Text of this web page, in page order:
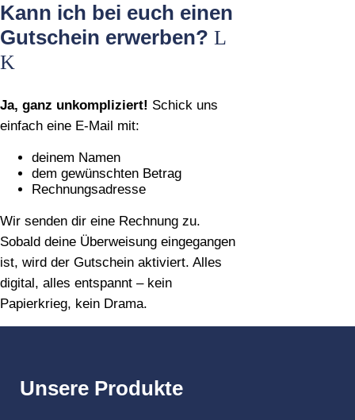
Kann ich bei euch einen
Gutschein erwerben?
Ja, ganz unkompliziert! Schick uns
einfach eine E‑Mail mit:
deinem Namen
dem gewünschten Betrag
Rechnungsadresse
Wir senden dir eine Rechnung zu.
Sobald deine Überweisung eingegangen
ist, wird der Gutschein aktiviert. Alles
digital, alles entspannt – kein
Papierkrieg, kein Drama.
Unsere Produkte